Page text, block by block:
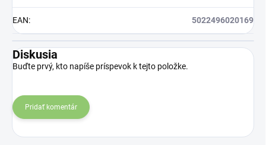
EAN: 5022496020169
Diskusia
Buďte prvý, kto napíše príspevok k tejto položke.
Pridať komentár